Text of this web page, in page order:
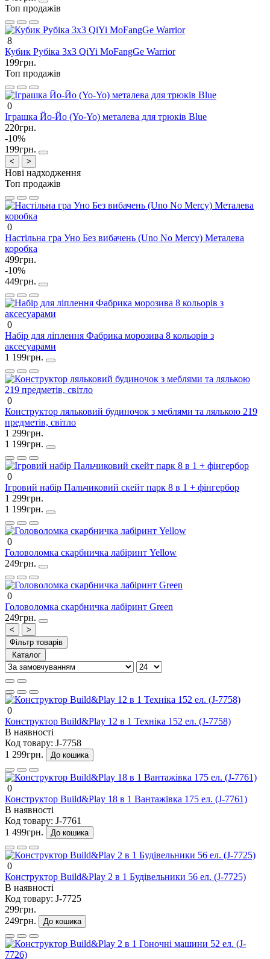
Топ продажів
8
Кубик Рубіка 3х3 QiYi MoFangGe Warrior
199грн.
Топ продажів
0
Іграшка Йо-Йо (Yo-Yo) металева для трюків Blue
220грн.
-10%
199грн.
< >
Нові надходження
Топ продажів
0
Настільна гра Уно Без вибачень (Uno No Mercy) Металева
коробка
499грн.
-10%
449грн.
0
Набір для ліплення Фабрика морозива 8 кольорів з
аксесуарами
1 199грн.
0
Конструктор ляльковий будиночок з меблями та лялькою 219
предметів, світло
1 299грн.
1 199грн.
0
Ігровий набір Пальчиковий скейт парк 8 в 1 + фінгербор
1 299грн.
1 199грн.
0
Головоломка скарбничка лабіринт Yellow
249грн.
0
Головоломка скарбничка лабіринт Green
249грн.
<
>
Фільтр товарів
Каталог
0
Конструктор Build&Play 12 в 1 Техніка 152 ел. (J-7758)
В наявності
Код товару: J-7758
1 299грн.
До кошика
0
Конструктор Build&Play 18 в 1 Вантажівка 175 ел. (J-7761)
В наявності
Код товару: J-7761
1 499грн.
До кошика
0
Конструктор Build&Play 2 в 1 Будівельники 56 ел. (J-7725)
В наявності
Код товару: J-7725
299грн.
249грн.
До кошика